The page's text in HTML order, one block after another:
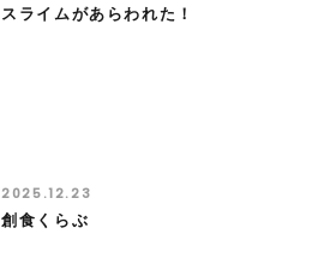
スライムがあらわれた！
2025.12.23
創食くらぶ